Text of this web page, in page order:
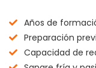
Años de
Preparación
Capacidad de